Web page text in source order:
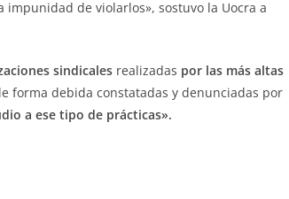
de violarlos», sostuvo la Uocra a
sindicales realizadas por las más altas
forma debida constatadas y denunciadas por
a ese tipo de prácticas».